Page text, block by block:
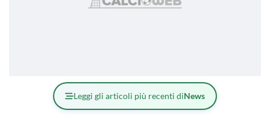
Leggi gli articoli più recenti diNews